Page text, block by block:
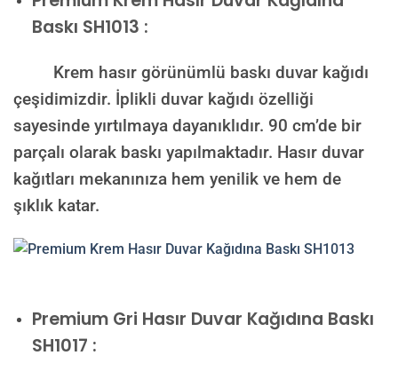
Baskı SH1013 :
Krem hasır görünümlü baskı duvar kağıdı
çeşidimizdir. İplikli duvar kağıdı özelliği
sayesinde yırtılmaya dayanıklıdır. 90 cm’de bir
parçalı olarak baskı yapılmaktadır. Hasır duvar
kağıtları mekanınıza hem yenilik ve hem de
şıklık katar.
Premium Gri Hasır Duvar Kağıdına Baskı
SH1017 :